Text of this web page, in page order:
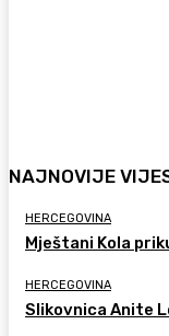
NAJNOVIJE
HERCEGOVINA
Mještani Kola
HERCEGOVINA
Slikovnica Anite